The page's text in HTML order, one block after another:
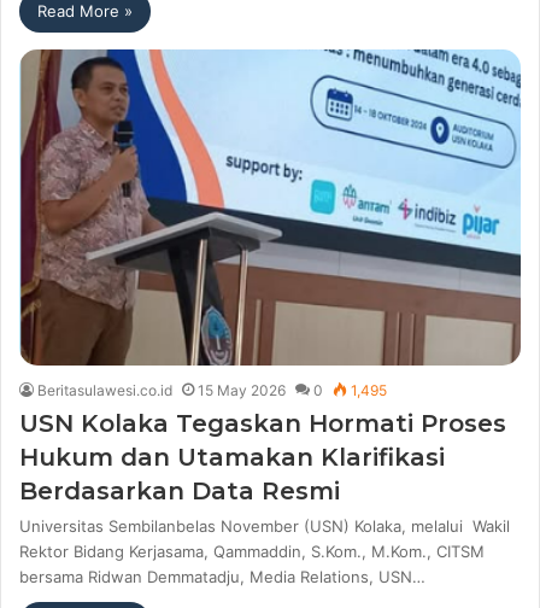
Read More »
Beritasulawesi.co.id 15 May 2026 0 1,495
USN Kolaka Tegaskan Hormati Proses
Hukum dan Utamakan Klarifikasi
Berdasarkan Data Resmi
Universitas Sembilanbelas November (USN) Kolaka, melalui Wakil
Rektor Bidang Kerjasama, Qammaddin, S.Kom., M.Kom., CITSM
bersama Ridwan Demmatadju, Media Relations, USN…